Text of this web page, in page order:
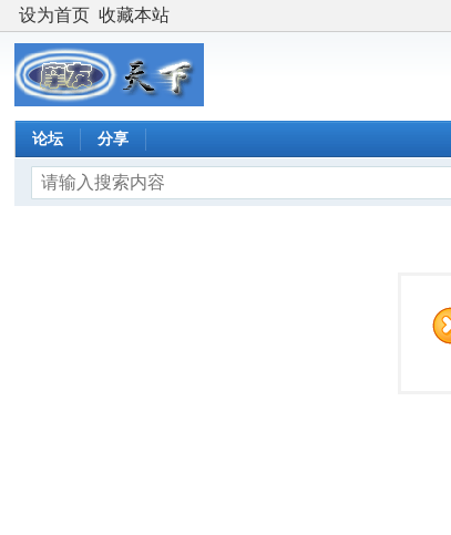
设为首页 收藏本站
论坛 分享